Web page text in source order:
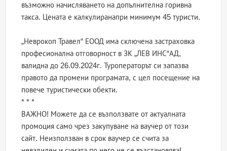
възможно начисляването на допълнителна горивна
такса. Цената е калкулиранапри минимум 45 туристи.
„Неврокоп Травел“ ЕООД има сключена застраховка
професионална отговорност в ЗК „ЛЕВ ИНС“АД,
валидна до 26.09.2024г. Туроператорът си запазва
правото да промени програмата, с цел посещение на
повече туристически обекти.
* * *
ВАЖНО! Можете да се възползвате от актуалната
промоция само чрез закупуване на ваучер от този
сайт. Неизползван в срок ваучер се счита за